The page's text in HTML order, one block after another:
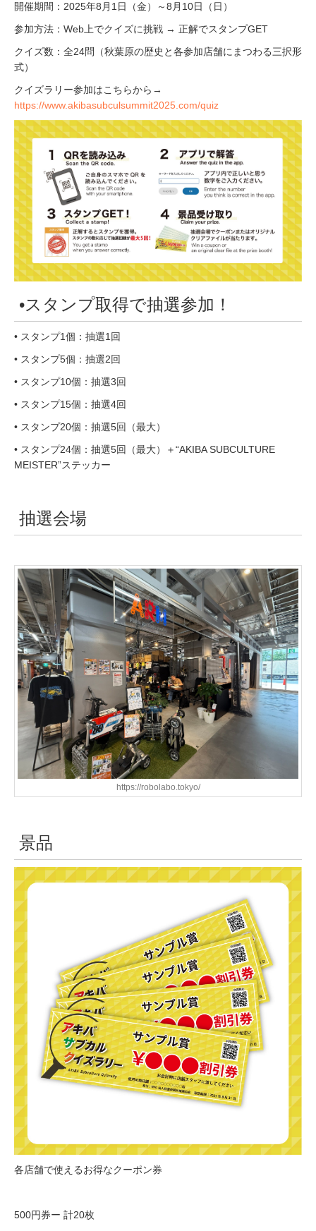
開催期間：2025年8月1日（金）～8月10日（日）
参加方法：Web上でクイズに挑戦 → 正解でスタンプGET
クイズ数：全24問（秋葉原の歴史と各参加店舗にまつわる三択形
式）
クイズラリー参加はこちらから→
https://www.akibasubculsummit2025.com/quiz
•スタンプ取得で抽選参加！
• スタンプ1個：抽選1回
• スタンプ5個：抽選2回
• スタンプ10個：抽選3回
• スタンプ15個：抽選4回
• スタンプ20個：抽選5回（最大）
• スタンプ24個：抽選5回（最大）＋“AKIBA SUBCULTURE
MEISTER”ステッカー
抽選会場
https://robolabo.tokyo/
景品
各店舗で使えるお得なクーポン券
500円券ー 計20枚